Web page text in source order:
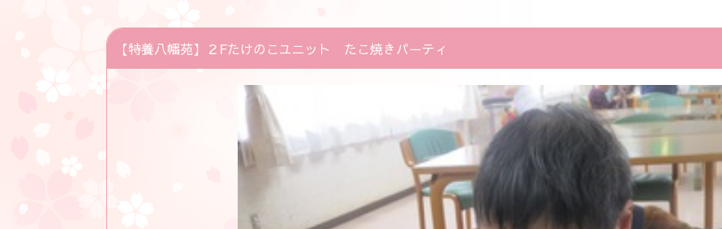
【特養八幡苑】２Fたけのこユニット たこ焼きパーティ